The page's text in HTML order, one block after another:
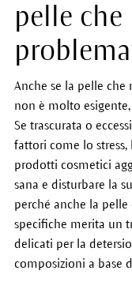
pelle che
Anche se la pelle
non è molto
Se trascurata o
fattori come lo stress,
prodotti cosmetici
sana e disturbare la
perché anche la
specifiche merita un
delicati per la
composizioni a base